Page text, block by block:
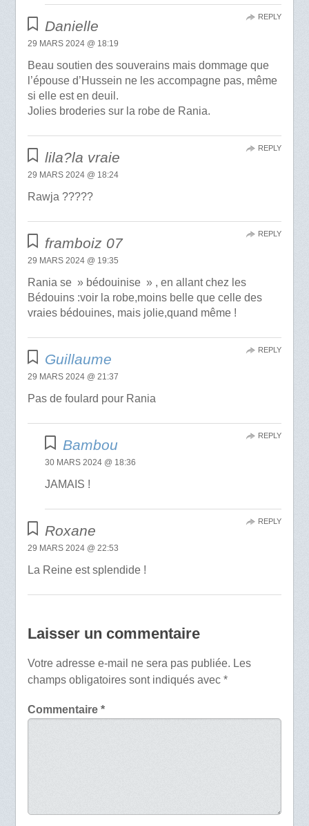
Danielle
29 MARS 2024 @ 18:19
Beau soutien des souverains mais dommage que
l’épouse d’Hussein ne les accompagne pas, même
si elle est en deuil.
Jolies broderies sur la robe de Rania.
REPLY
lila?la vraie
29 MARS 2024 @ 18:24
Rawja ?????
REPLY
framboiz 07
29 MARS 2024 @ 19:35
Rania se » bédouinise » , en allant chez les
Bédouins :voir la robe,moins belle que celle des
vraies bédouines, mais jolie,quand même !
REPLY
Guillaume
29 MARS 2024 @ 21:37
Pas de foulard pour Rania
REPLY
Bambou
30 MARS 2024 @ 18:36
JAMAIS !
REPLY
Roxane
29 MARS 2024 @ 22:53
La Reine est splendide !
REPLY
Laisser un commentaire
Votre adresse e-mail ne sera pas publiée. Les
champs obligatoires sont indiqués avec *
Commentaire *